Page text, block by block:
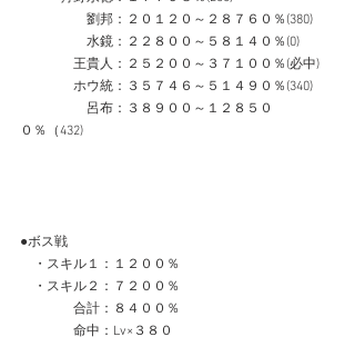
劉邦：２０１２０～２８７６０％(380)
水鏡：２２８００～５８１４０％(0)
王貴人：２５２００～３７１００％(必中)
ホウ統：３５７４６～５１４９０％(340)
呂布：３８９００～１２８５０
０％（432)
●ボス戦
・スキル１：１２００％
・スキル２：７２００％
合計：８４００％
命中：Lv×３８０